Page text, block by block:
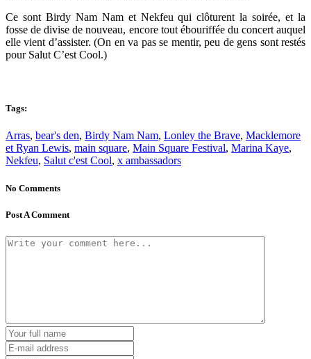
Ce sont Birdy Nam Nam et Nekfeu qui clôturent la soirée, et la
fosse de divise de nouveau, encore tout ébouriffée du concert auquel
elle vient d’assister. (On en va pas se mentir, peu de gens sont restés
pour Salut C’est Cool.)
Tags:
Arras, bear's den, Birdy Nam Nam, Lonley the Brave, Macklemore
et Ryan Lewis, main square, Main Square Festival, Marina Kaye,
Nekfeu, Salut c'est Cool, x ambassadors
No Comments
Post A Comment